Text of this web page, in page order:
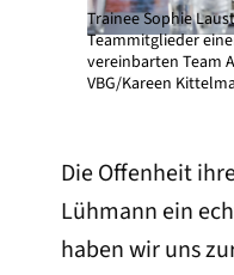
Trainee Sophie
Teammitglieder
vereinbarten Team
VBG/Kareen
Die Offenheit
Lühmann ein
haben wir uns